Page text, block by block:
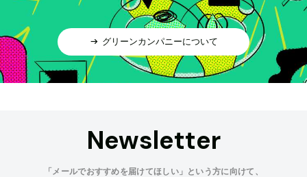
グリーンカンパニーについて
Newsletter
「メールでおすすめを届けてほしい」という方に向けて、